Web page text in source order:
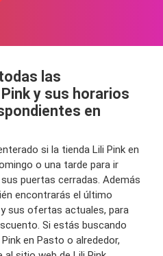
las
y sus horarios
en
si la tienda Lili Pink en
o una tarde para ir
puertas cerradas. Además
encontrarás el último
sus ofertas actuales, para
Si estás buscando
en Pasto o alrededor,